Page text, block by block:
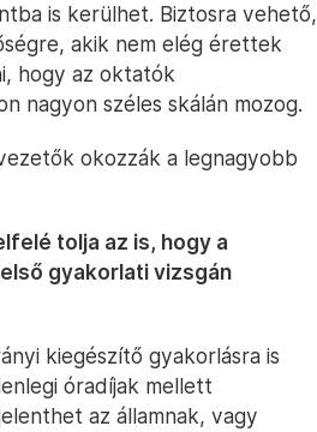
is kerülhet. Biztosra vehető,
akik nem elég érettek
hogy az oktatók
nagyon széles skálán mozog.
okozzák a legnagyobb
tolja az is, hogy a
gyakorlati vizsgán
kiegészítő gyakorlásra is
óradíjak mellett
az államnak, vagy